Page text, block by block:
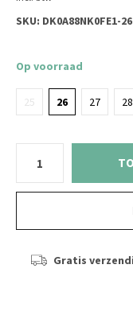
SKU: DK0A88NK0FE1-
Op voorraad
25 26 27 28
Gratis